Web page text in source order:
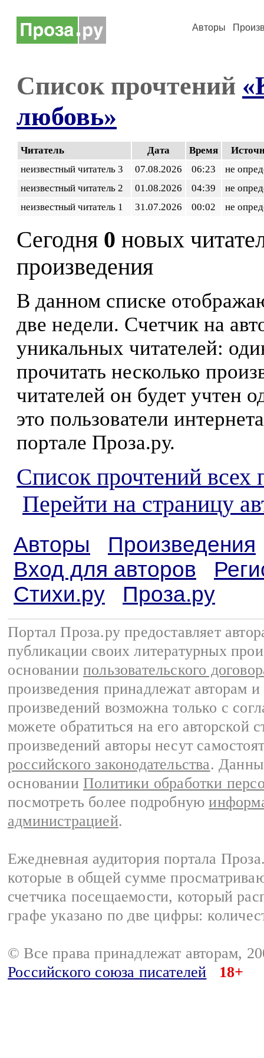
Авторы
Список прочтений
любовь»
Читатель Дата Время
неизвестный читатель 3
07.08.2026 06:23
не
неизвестный читатель 2
01.08.2026 04:39
не
неизвестный читатель 1
31.07.2026 00:02 не
Сегодня 0 новых
произведения
В данном списке
две недели. Счетчик на
уникальных читателей:
прочитать несколько
читателей он будет учтен
это пользователи
портале Проза.ру.
Список прочтений всех
Перейти на страницу
Авторы
Произведения
Вход для авторов
Стихи.ру
Проза.ру
Портал Проза.ру предоставляет
публикации своих литературных
основании пользовательского
произведения принадлежат авторам
произведений возможна только с
можете обратиться на его авторской
произведений авторы несут
российского законодательства.
основании Политики обработки
посмотреть более подробную
администрацией.
Ежедневная аудитория портала
которые в общей сумме
счетчика посещаемости, который
графе указано по две цифры:
© Все права принадлежат авторам,
Российского союза писателей
18+